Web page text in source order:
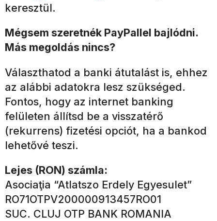
keresztül.
Mégsem szeretnék PayPallel bajlódni.
Más megoldás nincs?
Választhatod a banki átutalást is, ehhez
az alábbi adatokra lesz szükséged.
Fontos, hogy az internet banking
felületen állítsd be a visszatérő
(rekurrens) fizetési opciót, ha a bankod
lehetővé teszi.
Lejes (RON) számla:
Asociaţia “Atlatszo Erdely Egyesulet”
RO71OTPV200000913457RO01
SUC. CLUJ OTP BANK ROMANIA